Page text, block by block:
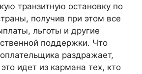
транзитную остановку по
получив при этом все
льготы и другие
поддержки. Что
раздражает,
идет из кармана тех, кто